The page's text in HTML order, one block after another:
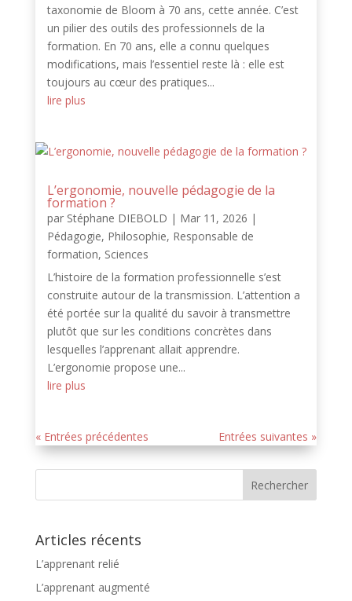
taxonomie de Bloom à 70 ans, cette année. C’est
un pilier des outils des professionnels de la
formation. En 70 ans, elle a connu quelques
modifications, mais l’essentiel reste là : elle est
toujours au cœur des pratiques...
lire plus
L’ergonomie, nouvelle pédagogie de la
formation ?
par Stéphane DIEBOLD | Mar 11, 2026 |
Pédagogie, Philosophie, Responsable de
formation, Sciences
L’histoire de la formation professionnelle s’est
construite autour de la transmission. L’attention a
été portée sur la qualité du savoir à transmettre
plutôt que sur les conditions concrètes dans
lesquelles l’apprenant allait apprendre.
L’ergonomie propose une...
lire plus
« Entrées précédentes Entrées suivantes »
Articles récents
L’apprenant relié
L’apprenant augmenté